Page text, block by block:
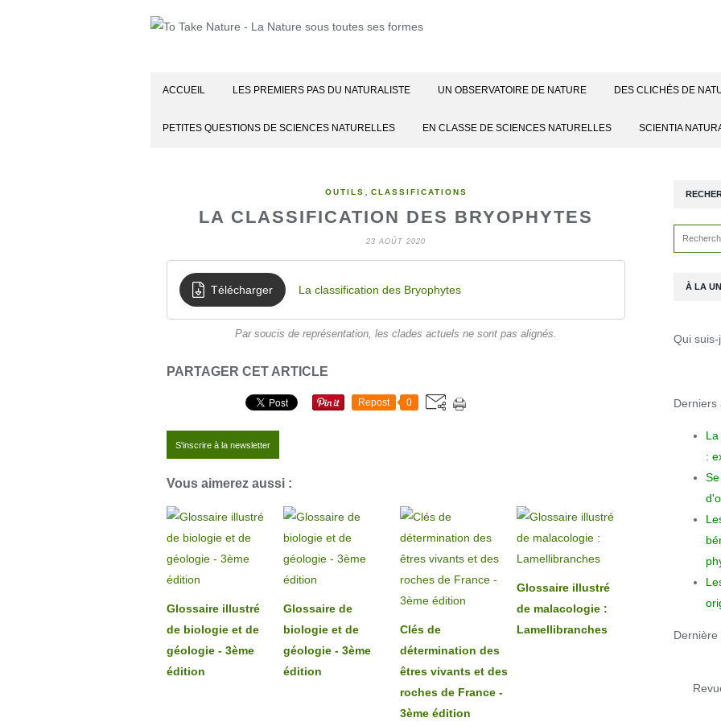
ACCUEIL LES PREMIERS PAS DU NATURALISTE UN OBSERVATOIRE DE NATURE DES CLICHÉS DE
PETITES QUESTIONS DE SCIENCES NATURELLES EN CLASSE DE SCIENCES NATURELLES SCIENTIA
OUTILS CLASSIFICATIONS
LA CLASSIFICATION DES BRYOPHYTES
23 AOÛT 2020
Télécharger La classification des Bryophytes
Par soucis de représentation, les clades actuels ne sont pas alignés.
PARTAGER CET ARTICLE
Repost 0
S'inscrire à la newsletter
Vous aimerez aussi :
Glossaire illustré
de biologie et de
géologie - 3ème
édition
Glossaire de
biologie et de
géologie - 3ème
édition
Clés de
détermination des
êtres vivants et des
roches de France -
3ème édition
Glossaire illustré
de malacologie :
Lamellibranches
À LA
Qui suis-
Derniers
:
Dernière